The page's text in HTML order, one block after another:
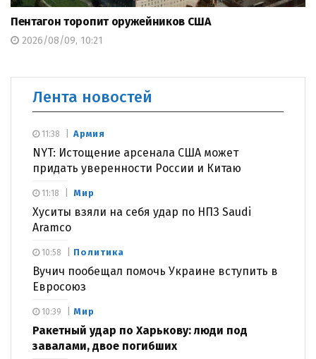
Пентагон торопит оружейников США
2026/08/09, 10:21
Лента новостей
Армия
NYT: Истощение арсенала США может
придать уверенности России и Китаю
11:38
Мир
Хуситы взяли на себя удар по НПЗ Saudi
Aramco
11:18
Политика
Вучич пообещал помочь Украине вступить в
Евросоюз
10:58
Мир
Ракетный удар по Харькову: люди под
завалами, двое погибших
10:39